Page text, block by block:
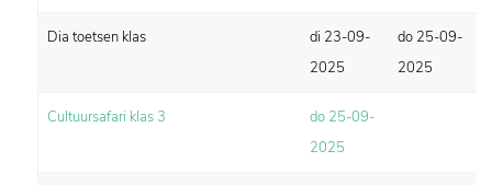
Dia toetsen klas
di 23-09-
2025
do 25-09-
2025
Cultuursafari klas 3
do 25-09-
2025